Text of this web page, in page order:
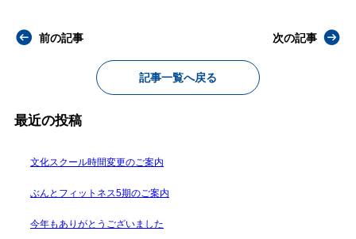
前の記事
記事一覧へ戻る
次の記事
最近の投稿
文化スクール時間変更のご案内
ぶんとフィットネス5期のご案内
今年もありがとうございました